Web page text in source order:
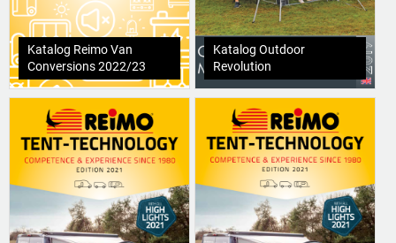
Katalog Reimo Van
Conversions 2022/23
Katalog Outdoor
Revolution